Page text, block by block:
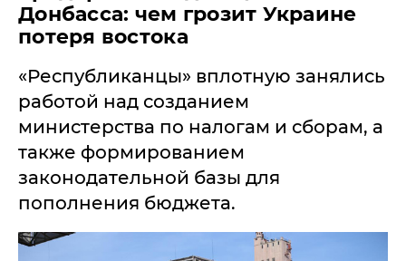
Донбасса: чем грозит Украине
потеря востока
«Республиканцы» вплотную занялись
работой над созданием
министерства по налогам и сборам, а
также формированием
законодательной базы для
пополнения бюджета.